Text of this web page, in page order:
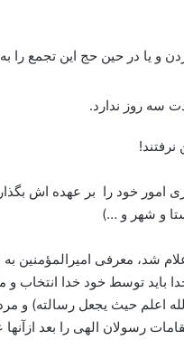
و یا در حین حج این تجمع را به
سه روز ندارد.
خود را بر عهده اش
و شهر و …)
شد، معرفی امیرالمؤمنین به
باید توسط خود خدا انتخاب و
اعلم حیث یجعل رسالته) و
رسولان الهی را بعد ازآنها